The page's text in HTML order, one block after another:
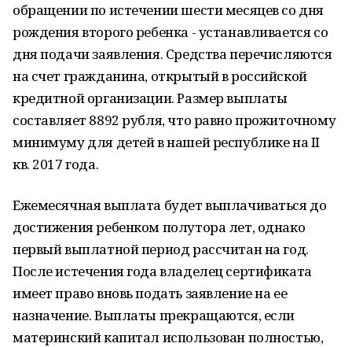
обращении по истечении шести месяцев со дня
рождения второго ребенка - устанавливается со
дня подачи заявления. Средства перечисляются
на счет гражданина, открытый в российской
кредитной организации. Размер выплаты
составляет 8892 рубля, что равно прожиточному
минимуму для детей в нашей республике на II
кв. 2017 года.
Ежемесячная выплата будет выплачиваться до
достижения ребенком полутора лет, однако
первый выплатной период рассчитан на год.
После истечения года владелец сертификата
имеет право вновь подать заявление на ее
назначение. Выплаты прекращаются, если
материнский капитал использован полностью,